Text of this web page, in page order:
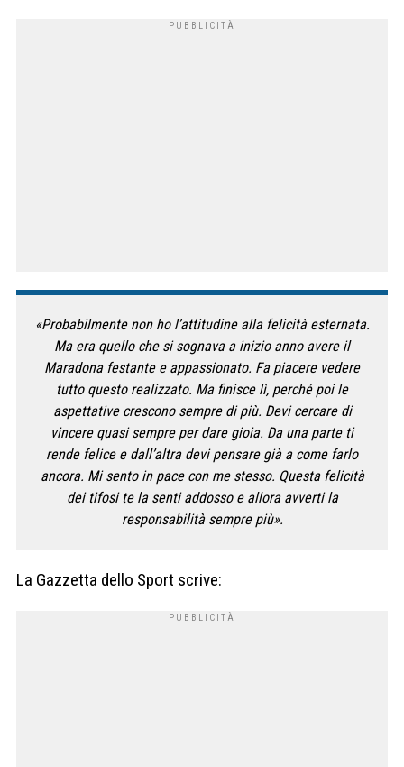
«Probabilmente non ho l’attitudine alla felicità esternata.
Ma era quello che si sognava a inizio anno avere il
Maradona festante e appassionato. Fa piacere vedere
tutto questo realizzato. Ma finisce lì, perché poi le
aspettative crescono sempre di più. Devi cercare di
vincere quasi sempre per dare gioia. Da una parte ti
rende felice e dall’altra devi pensare già a come farlo
ancora. Mi sento in pace con me stesso. Questa felicità
dei tifosi te la senti addosso e allora avverti la
responsabilità sempre più».
La Gazzetta dello Sport scrive: